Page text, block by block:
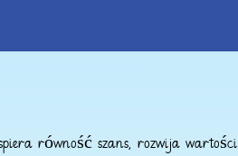
równość szans, rozwija wartości